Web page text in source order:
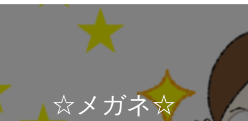
☆メガネ☆